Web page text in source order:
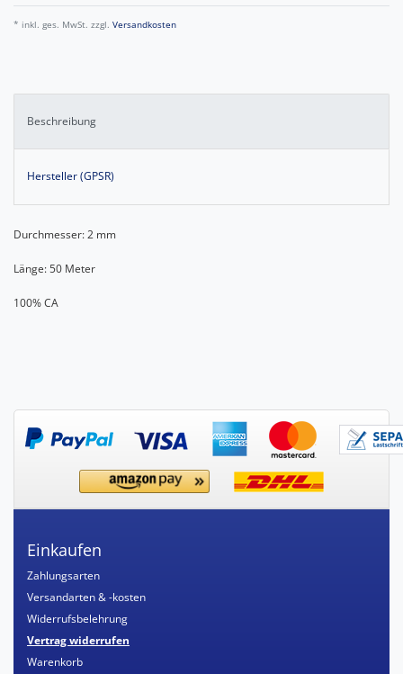
* inkl. ges. MwSt. zzgl. Versandkosten
Beschreibung
Hersteller (GPSR)
Durchmesser: 2 mm
Länge: 50 Meter
100% CA
Einkaufen
Zahlungsarten
Versandarten & -kosten
Widerrufsbelehrung
Vertrag widerrufen
Warenkorb